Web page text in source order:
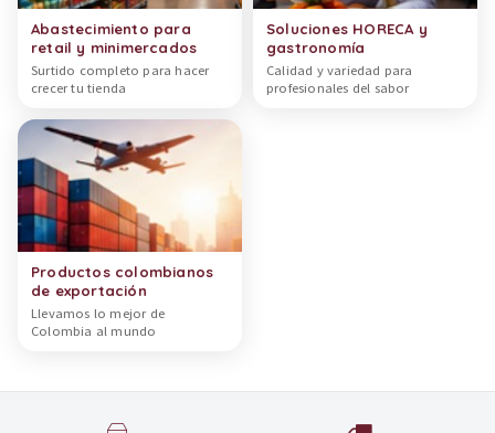
Abastecimiento para
retail y minimercados
Surtido completo para hacer
crecer tu tienda
Soluciones HORECA y
gastronomía
Calidad y variedad para
profesionales del sabor
Productos colombianos
de exportación
Llevamos lo mejor de
Colombia al mundo